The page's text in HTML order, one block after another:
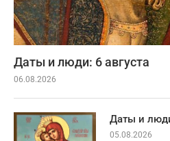
Даты и люди: 6 августа
06.08.2026
Даты и
05.08.2026